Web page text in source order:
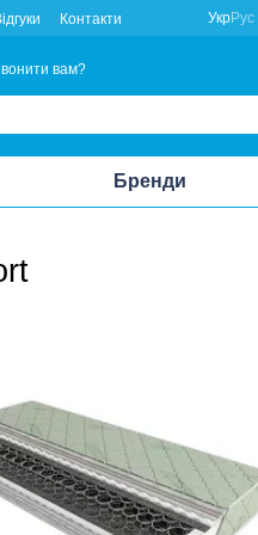
Контакти УкрРус
вам?
Бренди